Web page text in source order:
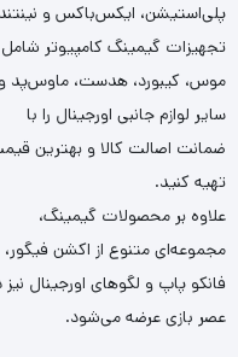
پلی‌استیشن، ایکس‌باکس و
تجهیزات گیمینگ کامپیوتر شامل
موس، کیبورد، هدست، ماوس‌پد و
سایر لوازم جانبی اورجینال را با
ضمانت اصالت کالا و بهترین
تهیه کنید.
علاوه بر محصولات گیمینگ،
مجموعه‌ای متنوع از اکشن فیگور،
فانکو پاپ و لگوهای اورجینال نیز
عصر بازی عرضه می‌شود.